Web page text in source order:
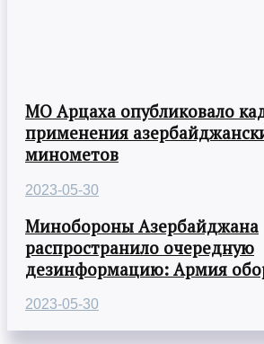
МО Арцаха опубликовало
применения
минометов
2023-05-30
Минобороны Азербайджана
распространило очередную
дезинформацию: Армия
2023-05-30